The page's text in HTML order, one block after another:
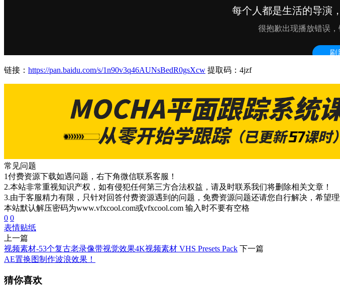
链接： https://pan.baidu.com/s/1n90v3q46AUNsBedR0gsXcw 提取码：4jzf
常见问题
1付费资源下载如遇问题，右下角微信联系客服！
2.本站非常重视知识产权，如有侵犯任何第三方合法权益，请及时联系我们将删除相关文章！
3.由于客服精力有限，只针对回答付费资源遇到的问题，免费资源问题还请您自行解决，希望理
本站默认解压密码为www.vfxcool.com或vfxcool.com 输入时不要有空格
0 0
表情贴纸
上一篇
视频素材-53个复古老录像带视觉效果4K视频素材 VHS Presets Pack 下一篇
AE置换图制作波浪效果！
猜你喜欢